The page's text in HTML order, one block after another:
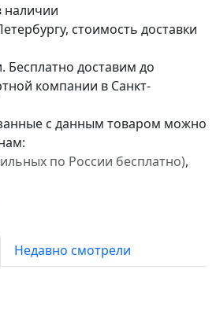
наличии
стоимость доставки
Бесплатно доставим до
компании в Санкт-
с данным товаром можно
по России бесплатно),
Недавно смотрели